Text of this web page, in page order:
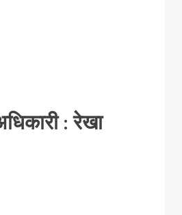
: रेखा